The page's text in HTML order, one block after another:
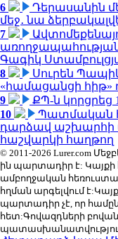
6
Դերասանին
մեջ․ նա
7
Գագիկ
8
Սուրեն
«համացանցի հիթ»
9
ՔՊ-ն կորցրեց
10
Պատմական
դարձավ աշխարհի
հաշվարկի հաղթող
© 2011-2026 Lurer.com
ին պարտադիր է: Կայքի
ամբողջական
հղման արգելվում
պարտադիր չէ, որ
հետ:Գովազդների
պատասխանատվություն